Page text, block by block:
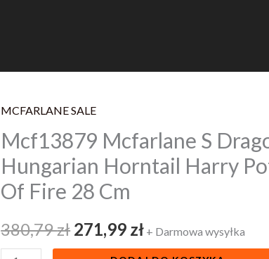
MCFARLANE SALE
Mcf13879 Mcfarlane S
Hungarian Horntail Harry
Of Fire 28 Cm
380,79zł
Pierwotna
cena
wynosiła:
271,99 zł
cena
+ Darmowa wysyłka
ilość
Mcf13879
Mcfarlane
S
Dragons
8